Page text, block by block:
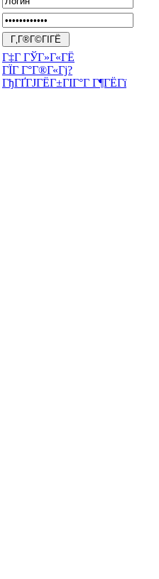
Г‡Г ГЎГ»Г«ГЁ
ГЇГ Г°Г®Г«Гј?
ГђГҐГЈГЁГ±ГІГ°Г Г¶ГЁГї